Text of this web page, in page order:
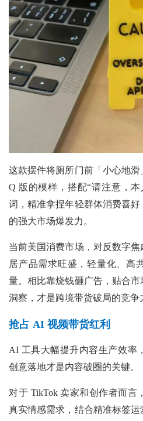
这款摆件将厕所门前「小心地
Q 版的模样，搭配“请注意，
词，精准拿捏年轻群体消费喜
的强大市场爆发力。
当前美国消费市场，对反数字
居产品需求旺盛，轻量化、高
量。相比靠烧钱砸广告，贴合
洞察，才是跨境带货破局的竞争
抢占 AI 视频带货红利
AI 工具大幅提升内容生产效率
创意落地才是内容破圈的关键。
对于 TikTok 卖家和创作者而言
真实情感需求，结合精准标签